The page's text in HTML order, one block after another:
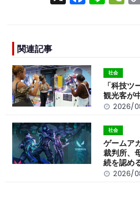
a
o
o
k
n e
関連記事
社会
「科技
観光客が
2026/
社会
ゲームア
裁判所、
続を認め
2026/